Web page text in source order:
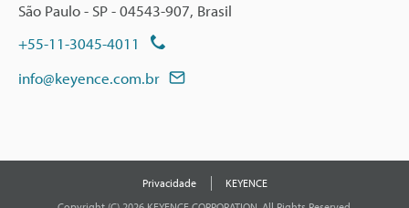
São Paulo - SP - 04543-907, Brasil
+55-11-3045-4011
info@keyence.com.br
Privacidade
KEYENCE